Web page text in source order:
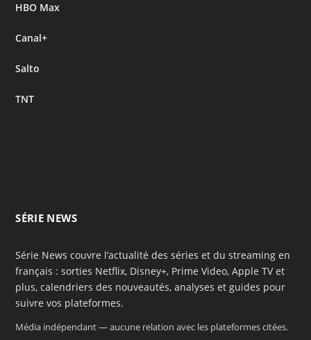
HBO Max
Canal+
Salto
TNT
SÉRIE NEWS
Série News couvre l’actualité des séries et du streaming en
français : sorties Netflix, Disney+, Prime Video, Apple TV et
plus, calendriers des nouveautés, analyses et guides pour
suivre vos plateformes.
Média indépendant — aucune relation avec les plateformes citées.